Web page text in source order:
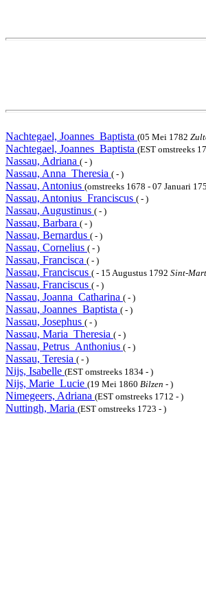
Nachtegael, Joannes_Baptista (05 Mei 1782
Nachtegael, Joannes_Baptista (EST omstreeks
Nassau, Adriana ( - )
Nassau, Anna_Theresia ( - )
Nassau, Antonius (omstreeks 1678 - 07 Januari
Nassau, Antonius_Franciscus ( - )
Nassau, Augustinus ( - )
Nassau, Barbara ( - )
Nassau, Bernardus ( - )
Nassau, Cornelius ( - )
Nassau, Francisca ( - )
Nassau, Franciscus ( - 15 Augustus 1792 Sint-
Nassau, Franciscus ( - )
Nassau, Joanna_Catharina ( - )
Nassau, Joannes_Baptista ( - )
Nassau, Josephus ( - )
Nassau, Maria_Theresia ( - )
Nassau, Petrus_Anthonius ( - )
Nassau, Teresia ( - )
Nijs, Isabelle (EST omstreeks 1834 - )
Nijs, Marie_Lucie (19 Mei 1860 Bilzen - )
Nimegeers, Adriana (EST omstreeks 1712 - )
Nuttingh, Maria (EST omstreeks 1723 - )